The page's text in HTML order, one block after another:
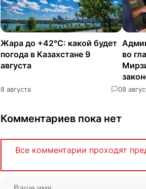
Жара до +42°C: какой будет
погода в Казахстане 9
августа
8 августа 0
во
8
Комментариев пока нет
Все комментарии проходят